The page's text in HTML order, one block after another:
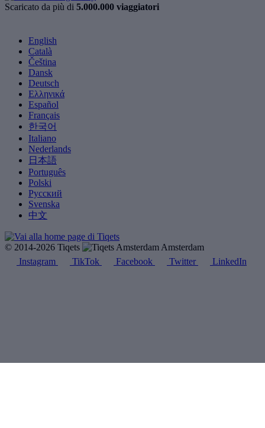
Scaricato da più di 5.000.000 viaggiatori
English
Català
Čeština
Dansk
Deutsch
Ελληνικά
Español
Français
한국어
Italiano
Nederlands
日本語
Português
Polski
Русский
Svenska
中文
© 2014-2026 Tiqets
Amsterdam
Instagram
TikTok Facebook Twitter LinkedIn